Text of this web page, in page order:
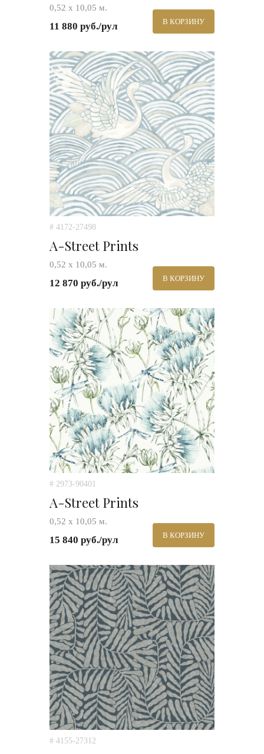
0,52 х 10,05 м.
11 880 руб./рул В КОРЗИНУ
# 4172-27498
A-Street Prints
0,52 х 10,05 м.
12 870 руб./рул В КОРЗИНУ
# 2973-90401
A-Street Prints
0,52 х 10,05 м.
15 840 руб./рул В КОРЗИНУ
# 4155-27312